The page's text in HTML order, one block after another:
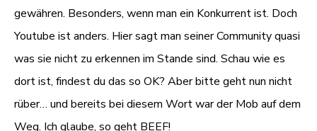
gewähren. Besonders, wenn man ein Konkurrent ist. Doch
Youtube ist anders. Hier sagt man seiner Community quasi
was sie nicht zu erkennen im Stande sind. Schau wie es
dort ist, findest du das so OK? Aber bitte geht nun nicht
rüber… und bereits bei diesem Wort war der Mob auf dem
Weg. Ich glaube, so geht BEEF!